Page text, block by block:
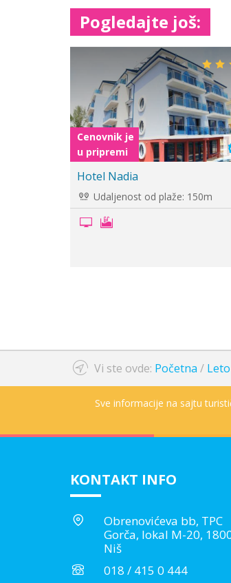
Pogledajte još:
Cenovnik je
u pripremi
Hotel Lebed 2*
Udaljenost od plaže: 300m
Vi ste ovde: Početna / Leto
Sve informacije na sajtu
KONTAKT INFO
Obrenovićeva bb, TPC
Gorča, lokal M-20,
Niš
018 / 415 0 444